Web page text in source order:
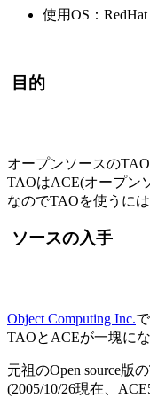
使用OS：
目的
オープンソースの
TAOはACE(オープン
なのでTAOを使うに
ソースの入手
Object Computing Inc.
TAOとACEが一塊に
元祖のOpen source版
(2005/10/26現在、